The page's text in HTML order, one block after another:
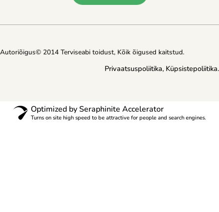
Autoriõigus© 2014 Terviseabi toidust, Kõik õigused kaitstud.
Privaatsuspoliitika, Küpsistepoliitika.
Optimized by Seraphinite Accelerator
Turns on site high speed to be attractive for people and search engines.